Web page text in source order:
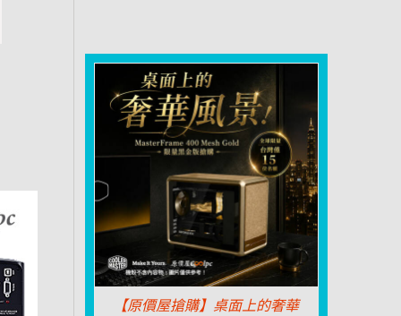
【原價屋搶購】桌面上的奢華